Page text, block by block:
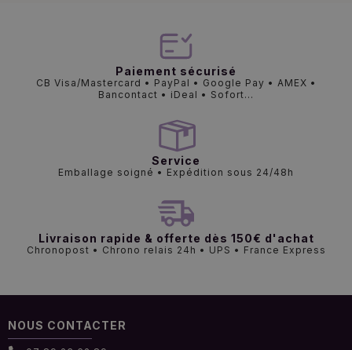
Paiement sécurisé
CB Visa/Mastercard • PayPal • Google Pay • AMEX •
Bancontact • iDeal • Sofort...
Service
Emballage soigné • Expédition sous 24/48h
Livraison rapide & offerte dès 150€ d'achat
Chronopost • Chrono relais 24h • UPS • France Express
NOUS CONTACTER